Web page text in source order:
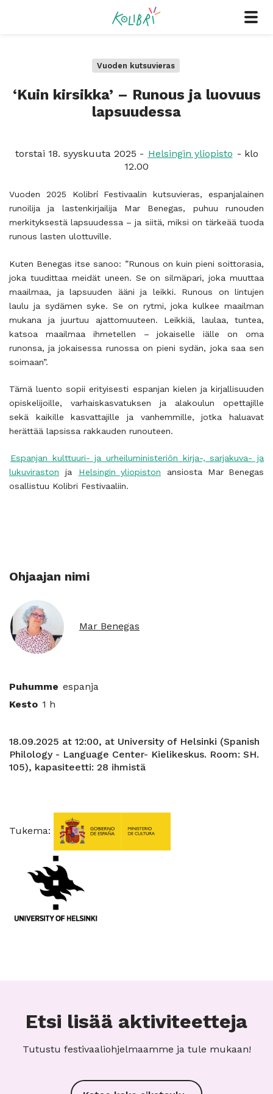
Vuoden kutsuvieras
‘Kuin kirsikka’ – Runous ja luovuus
lapsuudessa
torstai 18. syyskuuta 2025 - Helsingin yliopisto - klo
12.00
Vuoden 2025 Kolibrí Festivaalin kutsuvieras, espanjalainen
runoilija ja lastenkirjailija Mar Benegas, puhuu runouden
merkityksestä lapsuudessa – ja siitä, miksi on tärkeää tuoda
runous lasten ulottuville.
Kuten Benegas itse sanoo: ”Runous on kuin pieni soittorasia,
joka tuudittaa meidät uneen. Se on silmäpari, joka muuttaa
maailmaa, ja lapsuuden ääni ja leikki. Runous on lintujen
laulu ja sydämen syke. Se on rytmi, joka kulkee maailman
mukana ja juurtuu ajattomuuteen. Leikkiä, laulaa, tuntea,
katsoa maailmaa ihmetellen – jokaiselle iälle on oma
runonsa, ja jokaisessa runossa on pieni sydän, joka saa sen
soimaan”.
Tämä luento sopii erityisesti espanjan kielen ja kirjallisuuden
opiskelijoille, varhaiskasvatuksen ja alakoulun opettajille
sekä kaikille kasvattajille ja vanhemmille, jotka haluavat
herättää lapsissa rakkauden runouteen.
Espanjan kulttuuri- ja urheiluministeriön kirja-, sarjakuva- ja
lukuviraston
ja Helsingin yliopiston
ansiosta Mar Benegas
osallistuu Kolibri Festivaaliin.
Ohjaajan nimi
Mar Benegas
Puhumme espanja
Kesto 1 h
18.09.2025 at 12:00, at University of Helsinki (Spanish
Philology - Language Center- Kielikeskus. Room: SH.
105), kapasiteetti: 28 ihmistä
Tukema:
Etsi lisää aktiviteetteja
Tutustu festivaaliohjelmaamme ja tule mukaan!